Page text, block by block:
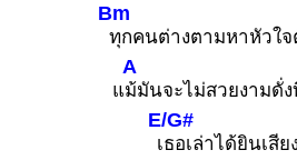
Bm
ทุกคนต่างตามหาหัวใจ
แ
A
ม้มันจะไม่สวยงามดั่ง
เ
E/G#
ธอเล่าได้ยินเสีย